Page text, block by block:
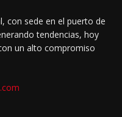
con sede en el puerto de
tendencias, hoy
un alto compromiso